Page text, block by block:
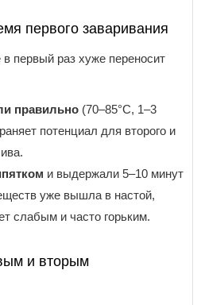
первого заваривания
первый раз хуже переносит
правильно (70–85°C, 1–3
потенциал для второго и
и выдержали 5–10 минут
уже вышла в настой,
слабым и часто горьким.
и вторым